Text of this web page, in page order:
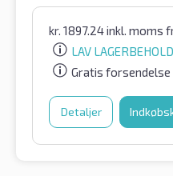
kr. 1897.24inkl. moms
LAV
Gratis forsendelse
Detaljer